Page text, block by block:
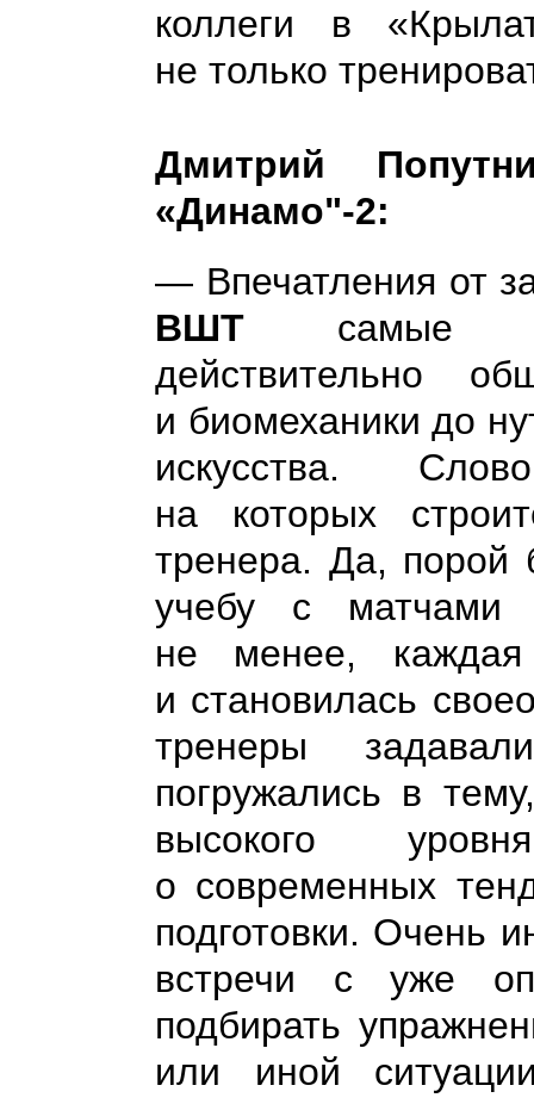
коллеги в
не только
Дмитрий
«Динамо"-2:
— Впечатления от
ВШТ самые
действительно
и биомеханики до
искусства.
на которых
тренера. Да, порой
учебу с
не менее,
и становилась
тренеры
погружались в
высокого
о современных
подготовки. Очень
встречи с уже
подбирать
или иной